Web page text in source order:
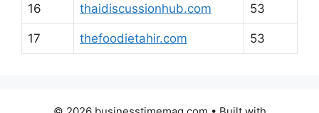
16 thaidiscussionhub.com 53
17 thefoodietahir.com 53